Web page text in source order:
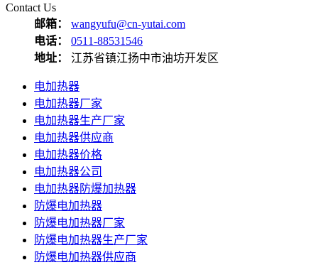
Contact Us
邮箱：
wangyufu@cn-yutai.com
电话：
0511-88531546
地址：
江苏省镇江扬中市油坊开发区
电加热器
电加热器厂家
电加热器生产厂家
电加热器供应商
电加热器价格
电加热器公司
电加热器防爆加热器
防爆电加热器
防爆电加热器厂家
防爆电加热器生产厂家
防爆电加热器供应商